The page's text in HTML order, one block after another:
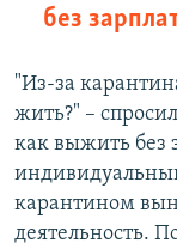
без
"Из-за
жить?" –
как выжить без
карантином
деятельность.